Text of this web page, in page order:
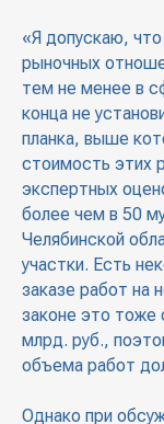
«Я допускаю,
рыночных
тем не менее в
конца не
планка, выше
стоимость этих
экспертных
более чем в 50
Челябинской
участки. Есть
заказе работ на
законе это тоже
млрд. руб.,
объема работ
Однако при